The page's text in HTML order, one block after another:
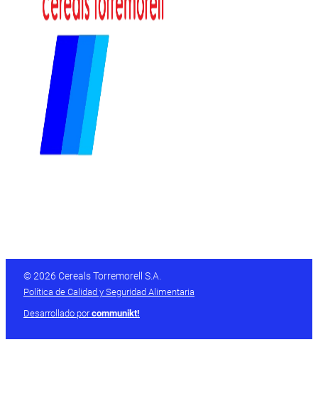
© 2026 Cereals Torremorell S.A.
Política de Calidad y Seguridad Alimentaria
Desarrollado porcommunikt!